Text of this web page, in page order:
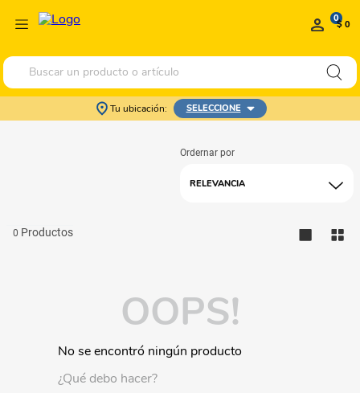
0$ 0
Buscar un producto o artículo
Tu ubicación: SELECCIONE
RELEVANCIA
0
OOPS!
No se encontró ningún producto
¿Qué debo hacer?